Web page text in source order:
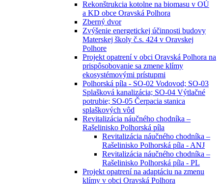
Rekonštrukcia kotolne na biomasu v OÚ
a KD obce Oravská Polhora
Zberný dvor
Zvýšenie energetickej účinnosti budovy
Materskej školy č.s. 424 v Oravskej
Polhore
Projekt opatrení v obci Oravská Polhora na
prispôsobovanie sa zmene klímy
ekosystémovými prístupmi
Polhorská píla - SO-02 Vodovod; SO-03
Splašková kanalizácia; SO-04 Výtlačné
potrubie; SO-05 Čerpacia stanica
splaškových vôd
Revitalizácia náučného chodníka –
Rašelinisko Polhorská píla
Revitalizácia náučného chodníka –
Rašelinisko Polhorská píla - ANJ
Revitalizácia náučného chodníka –
Rašelinisko Polhorská píla - PL
Projekt opatrení na adaptáciu na zmenu
klímy v obci Oravská Polhora